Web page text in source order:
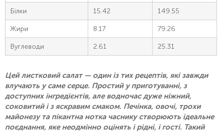
Білки 15.42 149.55
Жири 8.17 79.26
Вуглеводи 2.61 25.31
Цей листковий салат — один із тих рецептів, які завжди
влучають у саме серце. Простий у приготуванні, з
доступних інгредієнтів, але водночас дуже ніжний,
соковитий і з яскравим смаком. Печінка, овочі, трохи
майонезу та пікантна нотка часнику створюють ідеальне
поєднання, яке неодмінно оцінять і рідні, і гості. Такий